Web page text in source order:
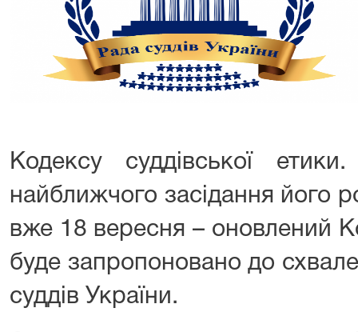
Кодексу суддівської
найближчого засідання його
вже 18 вересня – оновлений
буде запропоновано до
суддів України.